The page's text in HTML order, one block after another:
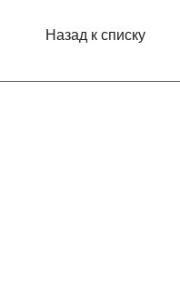
Назад к списку